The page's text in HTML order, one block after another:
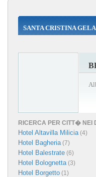
SANTA CRISTINA GELA
RICERCA PER CITT� NEI
Hotel Altavilla Milicia(4)
Hotel Bagheria(7)
Hotel Balestrate (6)
Hotel Bolognetta(3)
Hotel Borgetto (1)